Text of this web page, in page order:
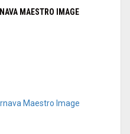
MAESTRO IMAGE